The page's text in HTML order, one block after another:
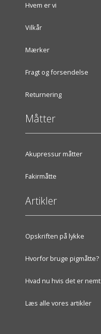
Hvem er vi
Vilkår
Mærker
Fragt og forsendelse
Returnering
Måtter
Akupressur måtter
Fakirmåtte
Artikler
Opskriften på lykke
Hvorfor bruge pigmåtte?
Hvad nu hvis det er nemt
Læs alle vores artikler